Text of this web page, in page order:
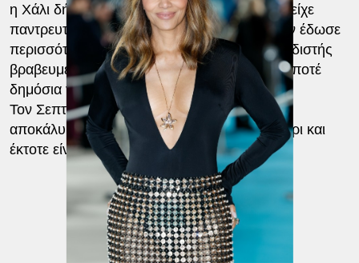
η Χάλι δήλωσε στο TODAY.com το 2025 ότι είχε
παντρευτεί μια φορά στο παρελθόν, αλλά δεν έδωσε
περισσότερες λεπτομέρειες. Ο Βαν – τραγουδιστής
βραβευμένος μεGrammy – δεν έχει μιλήσει ποτέ
δημόσια για τον προηγούμενο γάμο του.
Τον Σεπτέμβριο του 2020, η Χάλι και ο Βαν
αποκάλυψαν για πρώτη φορά ότι ήταν ζευγάρι και
έκτοτε είναι πολύ δεμένοι.